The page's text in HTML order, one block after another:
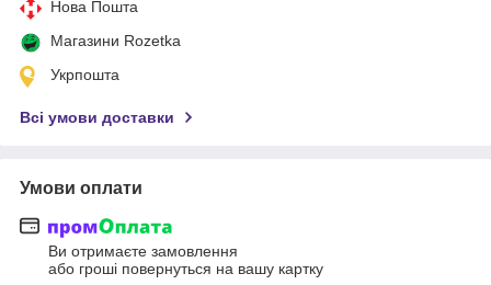
Нова Пошта
Магазини Rozetka
Укрпошта
Всі умови доставки
Умови оплати
Ви отримаєте замовлення
або гроші повернуться на вашу картку